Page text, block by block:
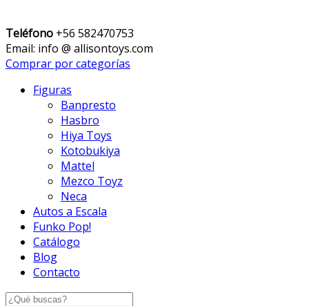
Teléfono +56 582470753
Email: info @ allisontoys.com
Comprar por categorías
Figuras
Banpresto
Hasbro
Hiya Toys
Kotobukiya
Mattel
Mezco Toyz
Neca
Autos a Escala
Funko Pop!
Catálogo
Blog
Contacto
Search